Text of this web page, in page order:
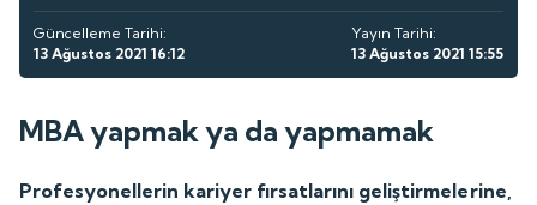
Güncelleme Tarihi:
13 Ağustos 2021 16:12
Yayın Tarihi:
13 Ağustos 2021 15:55
MBA yapmak ya da yapmamak
Profesyonellerin kariyer fırsatlarını geliştirmelerine,